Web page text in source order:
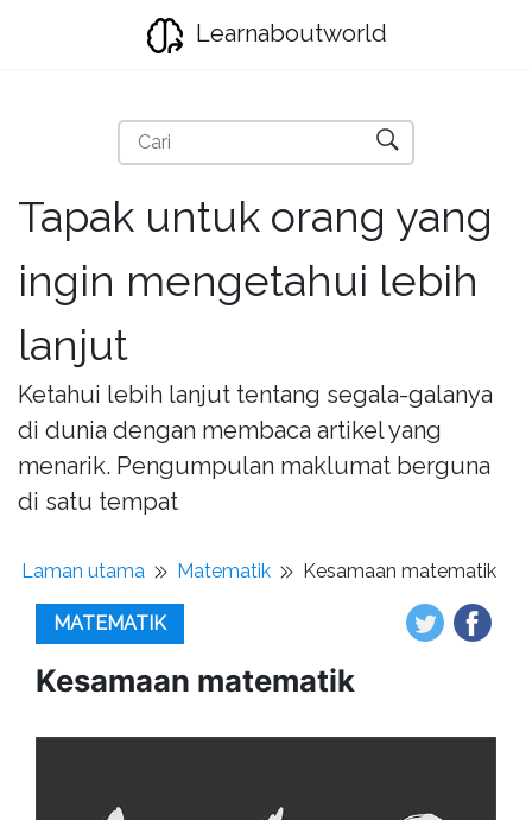
Learnaboutworld
Tapak untuk orang yang
ingin mengetahui lebih
lanjut
Ketahui lebih lanjut tentang segala-galanya
di dunia dengan membaca artikel yang
menarik. Pengumpulan maklumat berguna
di satu tempat
Laman utama Matematik Kesamaan matematik
MATEMATIK
Kesamaan matematik